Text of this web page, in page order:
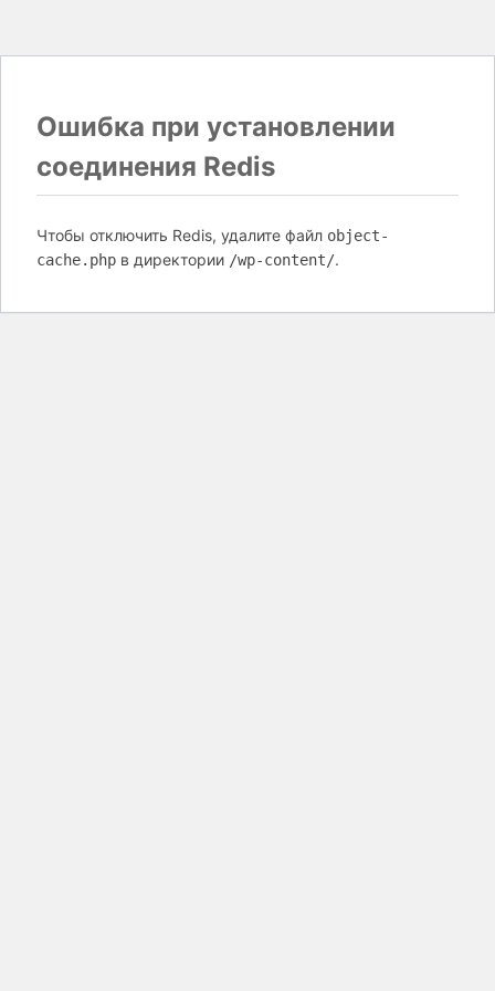
Ошибка при установлении
соединения Redis
Чтобы отключить Redis, удалите файл object-
cache.php в директории /wp-content/.